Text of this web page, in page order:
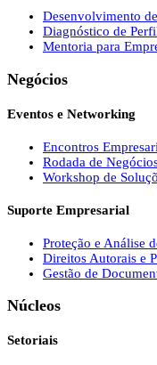
Desenvolvimento
Diagnóstico de
Mentoria para
Negócios
Eventos e Networking
Encontros
Rodada de
Workshop de
Suporte Empresarial
Proteção e Análise
Direitos Autorais e
Gestão de
Núcleos
Setoriais